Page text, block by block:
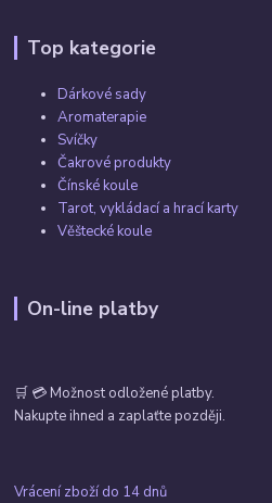
Top kategorie
Dárkové sady
Aromaterapie
Svíčky
Čakrové produkty
Čínské koule
Tarot, vykládací a hrací karty
Věštecké koule
On-line platby
🛒 💳 Možnost odložené platby.
Nakupte ihned a zaplaťte později.
Vrácení zboží do 14 dnů